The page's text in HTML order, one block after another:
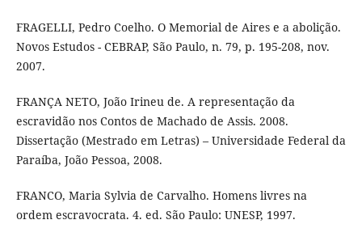
FRAGELLI, Pedro Coelho. O Memorial de Aires e a abolição.
Novos Estudos - CEBRAP, São Paulo, n. 79, p. 195-208, nov.
2007.
FRANÇA NETO, João Irineu de. A representação da
escravidão nos Contos de Machado de Assis. 2008.
Dissertação (Mestrado em Letras) – Universidade Federal da
Paraíba, João Pessoa, 2008.
FRANCO, Maria Sylvia de Carvalho. Homens livres na
ordem escravocrata. 4. ed. São Paulo: UNESP, 1997.